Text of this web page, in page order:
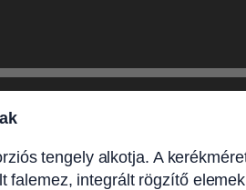
tengely alkotja. A
integrált rögzítő